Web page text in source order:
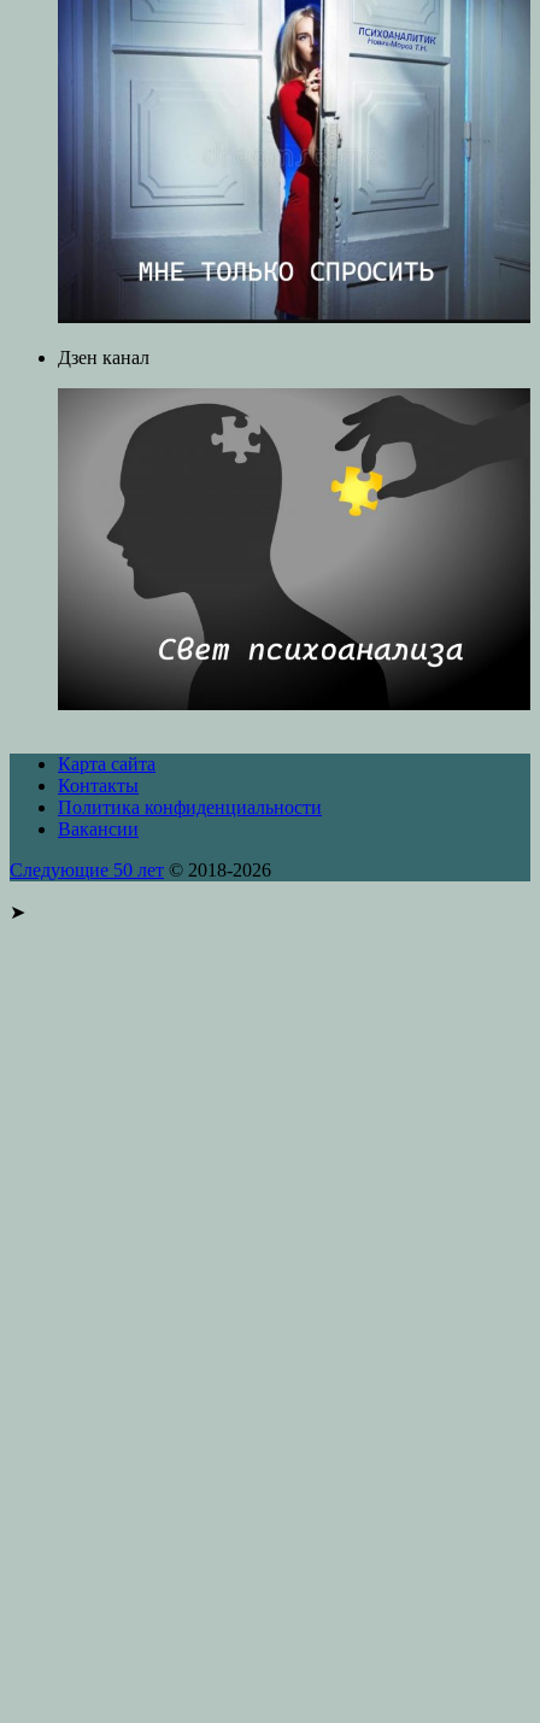
Дзен канал
Карта сайта
Контакты
Политика конфиденциальности
Вакансии
Следующие 50 лет © 2018-2026
➤